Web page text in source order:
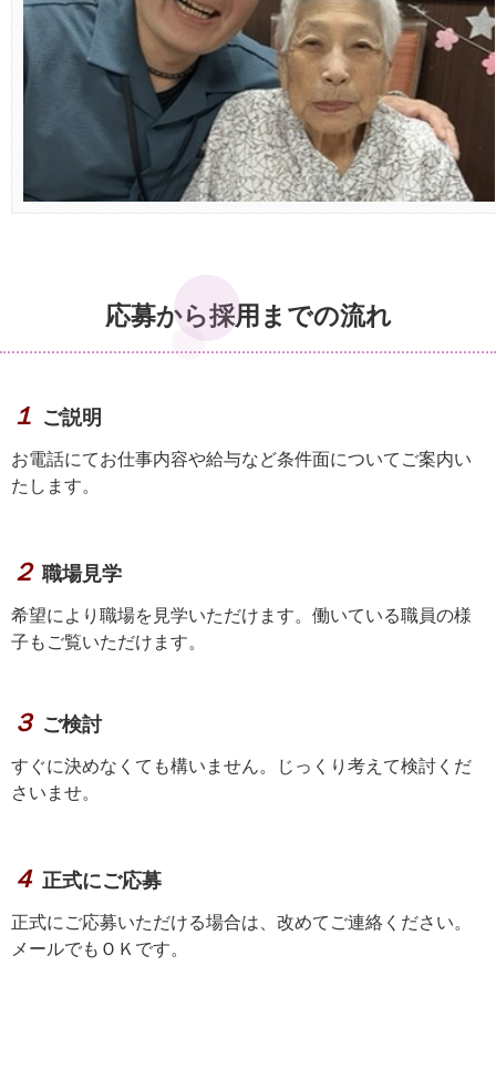
応募から採用までの流れ
１ ご説明
お電話にてお仕事内容や給与など条件面についてご案内い
たします。
２ 職場見学
希望により職場を見学いただけます。働いている職員の様
子もご覧いただけます。
３ ご検討
すぐに決めなくても構いません。じっくり考えて検討くだ
さいませ。
４ 正式にご応募
正式にご応募いただける場合は、改めてご連絡ください。
メールでもＯＫです。